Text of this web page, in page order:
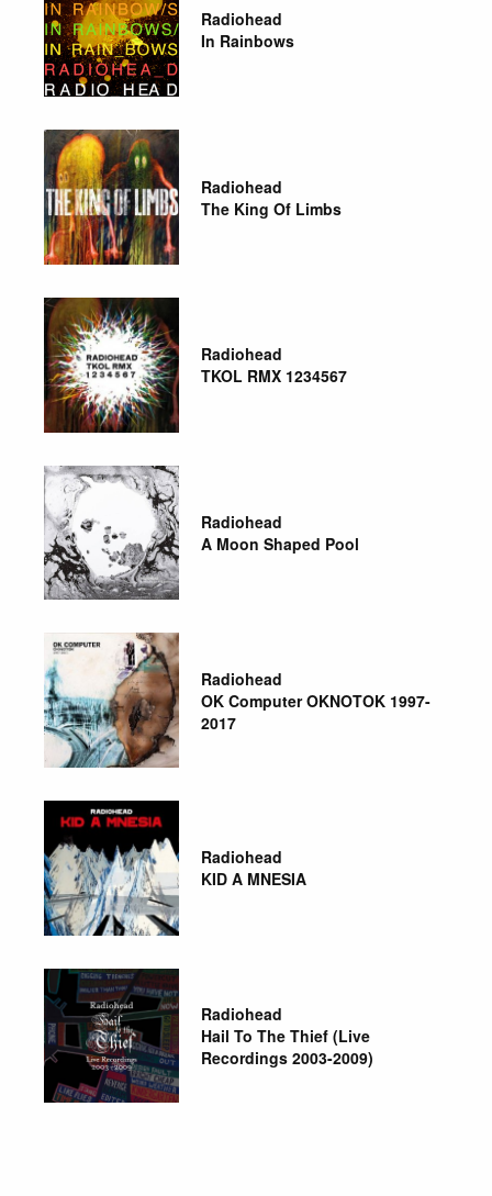
Radiohead
In Rainbows
Radiohead
The King Of Limbs
Radiohead
TKOL RMX 1234567
Radiohead
A Moon Shaped Pool
Radiohead
OK Computer OKNOTOK 1997-
2017
Radiohead
KID A MNESIA
Radiohead
Hail To The Thief (Live
Recordings 2003-2009)